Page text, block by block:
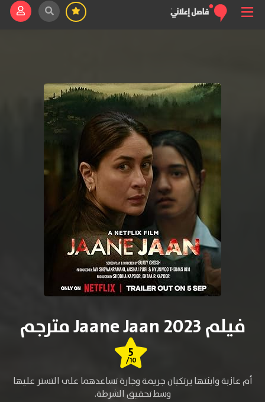
فيلم Jaane Jaan 2023 مترجم
5
/10
أم عازبة وابنتها يرتكبان جريمة وجارة تساعدهما على التستر عليها
وسط تحقيق الشرطة.